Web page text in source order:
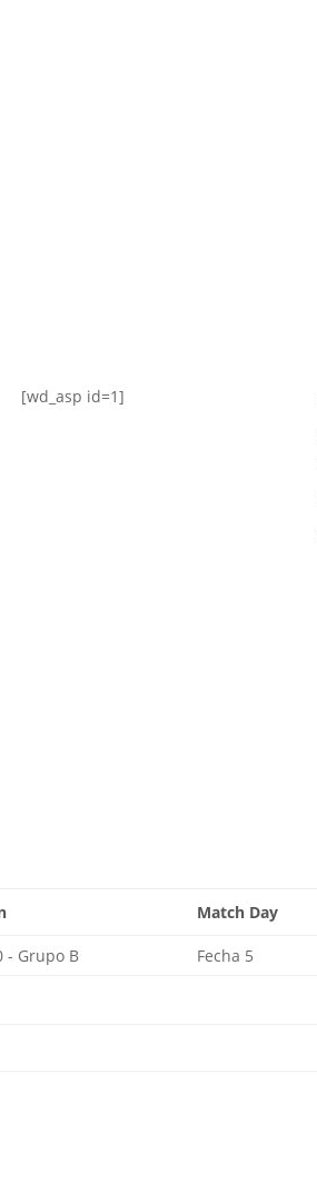
[wd_asp id=1]
Match Day
- Grupo B Fecha 5